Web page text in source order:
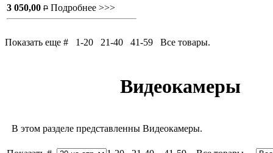
3 050,00 P Подробнее >>>
Показать еще # 1-20 21-40 41-59 Все товары.
Видеокамеры
В этом разделе представленны Видеокамеры.